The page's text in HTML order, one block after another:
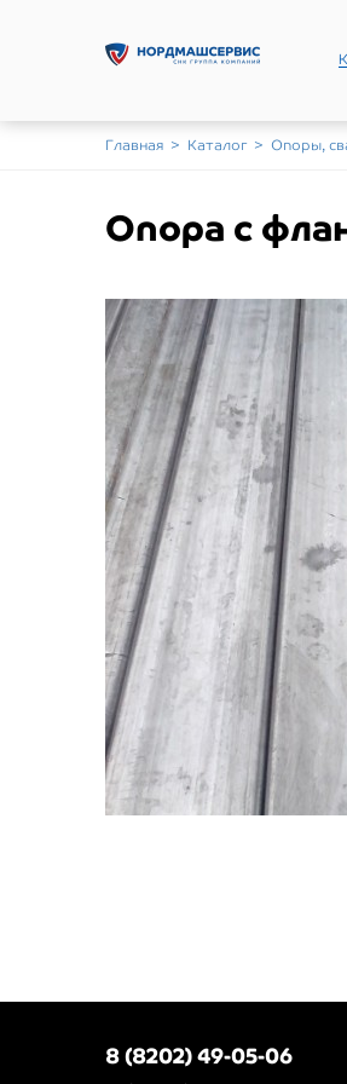
Главная > Каталог > Опоры,
Опора с
8 (8202) 49-05-06